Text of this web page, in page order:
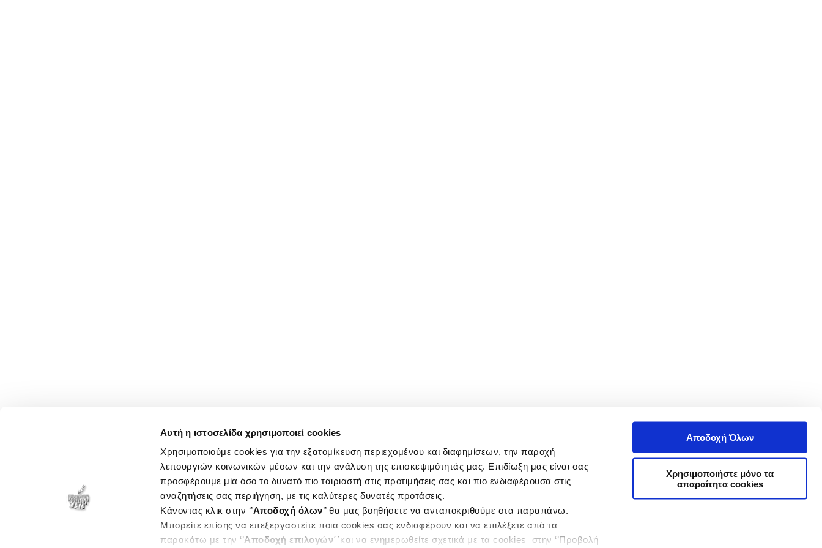
Αυτή η ιστοσελίδα χρησιμοποιεί cookies
Χρησιμοποιούμε cookies για την εξατομίκευση περιεχομένου και διαφημίσεων, την παροχή
λειτουργιών κοινωνικών μέσων και την ανάλυση της επισκεψιμότητάς μας. Επιδίωξη μας είναι σας
προσφέρουμε μία όσο το δυνατό πιο ταιριαστή στις προτιμήσεις σας και πιο ενδιαφέρουσα στις
αναζητήσεις σας περιήγηση, με τις καλύτερες δυνατές προτάσεις.
Κάνοντας κλικ στην ‘’Αποδοχή όλων’’ θα μας βοηθήσετε να ανταποκριθούμε στα παραπάνω.
Μπορείτε επίσης να επεξεργαστείτε ποια cookies σας ενδιαφέρουν και να επιλέξετε από τα
παρακάτω με την ‘’Αποδοχή επιλογών΄΄και να ενημερωθείτε σχετικά με τα cookies στην ‘’Προβολή
Αποδοχή Όλων
Χρησιμοποιήστε μόνο τα
απαραίτητα cookies